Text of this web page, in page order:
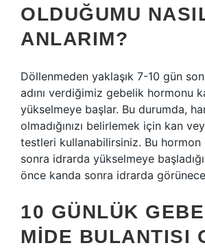
OLDUĞUMU
ANLARIM?
Döllenmeden yaklaşık 7-10 gün
adını verdiğimiz gebelik hormonu
yükselmeye başlar. Bu durumda,
olmadığınızı belirlemek için kan
testleri kullanabilirsiniz. Bu hormon
sonra idrarda yükselmeye
önce kanda sonra idrarda
10 GÜNLÜK
MIDE BULANTISI